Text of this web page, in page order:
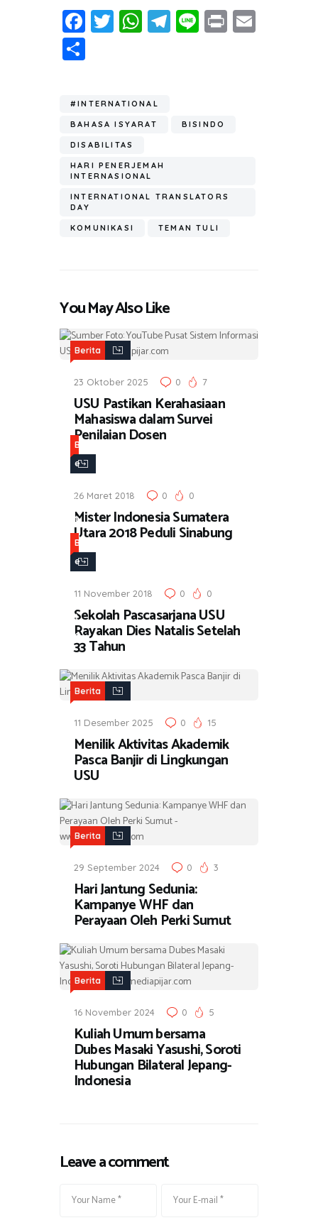
Fa
ce
ok
T
wi
W
h
A
p
p
T
el
m
Li
n
Pr
in
ar
e
#INTERNATIONAL
BAHASA ISYARAT BISINDO
DISABILITAS
HARI PENERJEMAH
INTERNASIONAL
INTERNATIONAL TRANSLATORS
DAY
KOMUNIKASI TEMAN TULI
You May Also Like
Berita
23 Oktober 2025 0 7
USU Pastikan Kerahasiaan
Mahasiswa dalam Survei
Penilaian Dosen
B
e
i
t
a
26 Maret 2018 0 0
Mister Indonesia Sumatera
Utara 2018 Peduli Sinabung
B
e
i
t
a
11 November 2018 0 0
Sekolah Pascasarjana USU
Rayakan Dies Natalis Setelah
33 Tahun
Berita
11 Desember 2025 0 15
Menilik Aktivitas Akademik
Pasca Banjir di Lingkungan
USU
Berita
29 September 2024 0 3
Hari Jantung Sedunia:
Kampanye WHF dan
Perayaan Oleh Perki Sumut
Berita
16 November 2024 0 5
Kuliah Umum bersama
Dubes Masaki Yasushi, Soroti
Hubungan Bilateral Jepang-
Indonesia
Leave a comment